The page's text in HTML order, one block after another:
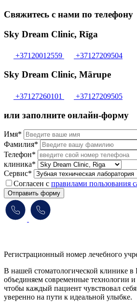
Свяжитесь с нами по телефону
Sky Dream Clinic, Rīga
+37120012559 +37127209504
Sky Dream Clinic, Mārupe
+37127260101 +37127209505
или заполните онлайн-форму
Имя*
Фамилия*
Телефон*
клиника*
Сервис*
Согласен с правилами пользования
Отправить форму
Регистрационный номер лечебного
В нашей стоматологической клинике
объединяем современные технологии
чтобы каждый пациент чувствовал
уверенно на пути к идеальной улыбке.